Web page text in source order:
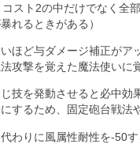
スト2の中だけでなく全
れるときがある）
ほど与ダメージ補正がア
攻撃を覚えた魔法使い
技を発動させると必中効
するため、固定砲台戦法
わりに風属性耐性を‐50す